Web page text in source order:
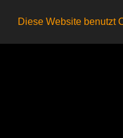
Diese Website benutzt